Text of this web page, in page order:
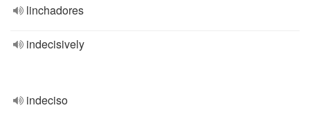
linchadores
indecisively
indeciso